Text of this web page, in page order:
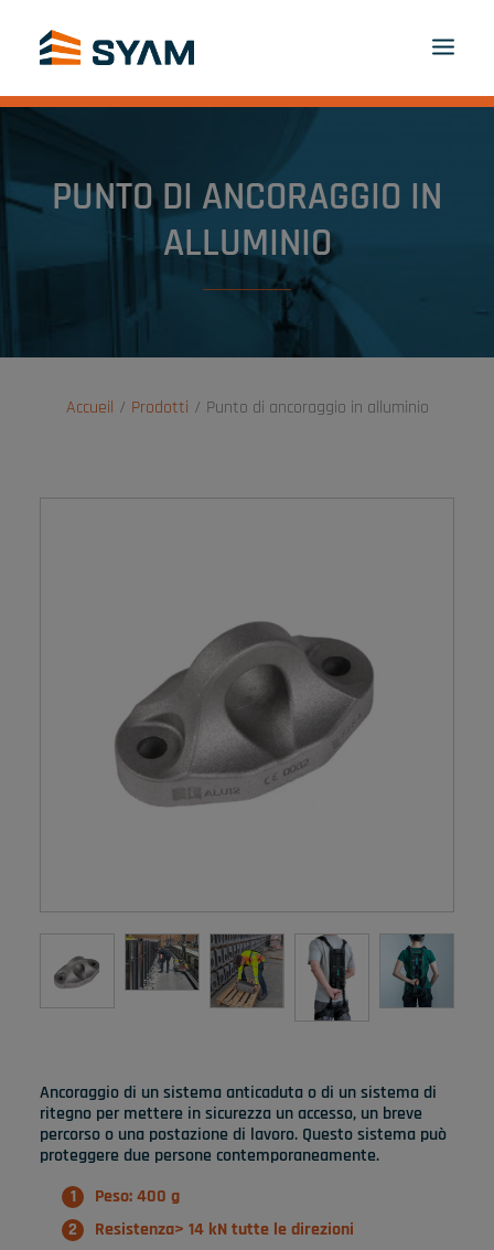
CONTATTI
ACCEDIPUNTO DI ANCORAGGIO IN
ALLUMINIO
Accueil Prodotti Punto di ancoraggio in alluminio
Ancoraggio di un sistema anticaduta o di un sistema di
ritegno per mettere in sicurezza un accesso, un breve
percorso o una postazione di lavoro. Questo sistema può
proteggere due persone contemporaneamente.
Peso: 400 g
Resistenza> 14 kN tutte le direzioni